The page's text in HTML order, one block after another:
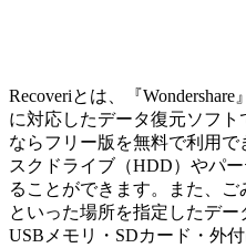
Recoveriとは、『
に対応したデータ復元ソフ
ならフリー版を無料で利用
スクドライブ（HDD）やパ
ることができます。また、
といった場所を指定したデー
USBメモリ・SDカード・外